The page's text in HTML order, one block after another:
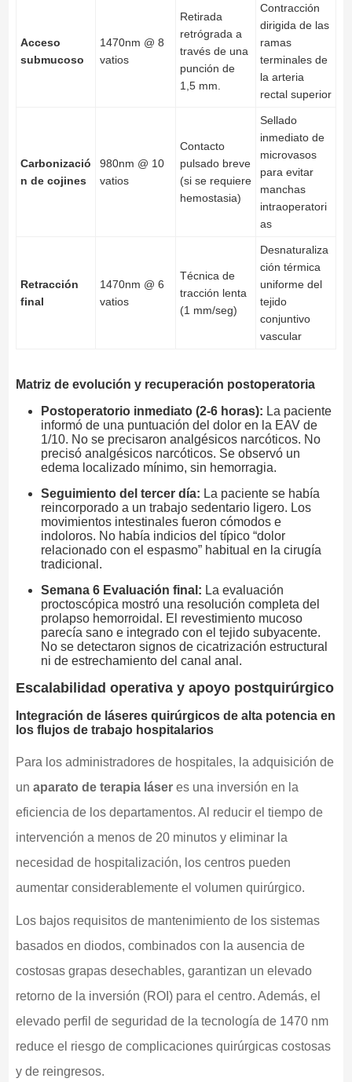
Acceso
submucoso
1470nm @ 8
vatios
Retirada
retrógrada a
través de una
punción de
1,5 mm.
Contracción
dirigida de las
ramas
terminales de
la arteria
rectal superior
Carbonizació
n de cojines
980nm @ 10
vatios
Contacto
pulsado breve
(si se requiere
hemostasia)
Sellado
inmediato de
microvasos
para evitar
manchas
intraoperatori
as
Retracción
final
1470nm @ 6
vatios
Técnica de
tracción lenta
(1 mm/seg)
Desnaturaliza
ción térmica
uniforme del
tejido
conjuntivo
vascular
Matriz de evolución y recuperación postoperatoria
Postoperatorio inmediato (2-6 horas): La paciente
informó de una puntuación del dolor en la EAV de
1/10. No se precisaron analgésicos narcóticos. No
precisó analgésicos narcóticos. Se observó un
edema localizado mínimo, sin hemorragia.
Seguimiento del tercer día: La paciente se había
reincorporado a un trabajo sedentario ligero. Los
movimientos intestinales fueron cómodos e
indoloros. No había indicios del típico “dolor
relacionado con el espasmo” habitual en la cirugía
tradicional.
Semana 6 Evaluación final: La evaluación
proctoscópica mostró una resolución completa del
prolapso hemorroidal. El revestimiento mucoso
parecía sano e integrado con el tejido subyacente.
No se detectaron signos de cicatrización estructural
ni de estrechamiento del canal anal.
Escalabilidad operativa y apoyo postquirúrgico
Integración de láseres quirúrgicos de alta potencia en
los flujos de trabajo hospitalarios
Para los administradores de hospitales, la adquisición de
un aparato de terapia láseres una inversión en la
eficiencia de los departamentos. Al reducir el tiempo de
intervención a menos de 20 minutos y eliminar la
necesidad de hospitalización, los centros pueden
aumentar considerablemente el volumen quirúrgico.
Los bajos requisitos de mantenimiento de los sistemas
basados en diodos, combinados con la ausencia de
costosas grapas desechables, garantizan un elevado
retorno de la inversión (ROI) para el centro. Además, el
elevado perfil de seguridad de la tecnología de 1470 nm
reduce el riesgo de complicaciones quirúrgicas costosas
y de reingresos.